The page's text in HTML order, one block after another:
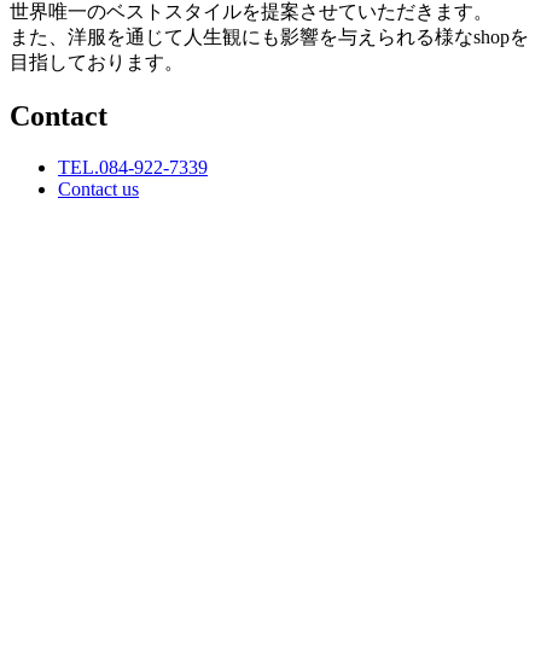
世界唯一のベストスタイルを提案させていただきます。
また、洋服を通じて人生観にも影響を与えられる様なshopを
目指しております。
Contact
TEL.084-922-7339
Contact us